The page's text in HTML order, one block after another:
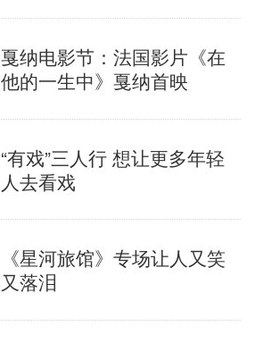
戛纳电影节：法国影片《在
他的一生中》戛纳首映
“有戏”三人行 想让更多年轻
人去看戏
《星河旅馆》专场让人又笑
又落泪